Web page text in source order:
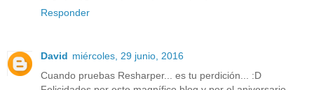
Responder
David miércoles, 29 junio, 2016
Cuando pruebas Resharper... es tu perdición... :D